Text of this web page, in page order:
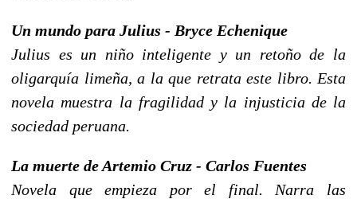
Un mundo para Julius - Bryce Echenique
Julius es un niño inteligente y un retoño de la
oligarquía limeña, a la que retrata este libro. Esta
novela muestra la fragilidad y la injusticia de la
sociedad peruana.
La muerte de Artemio Cruz - Carlos Fuentes
Novela que empieza por el final. Narra las